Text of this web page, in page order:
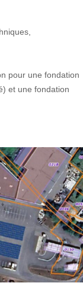
pour une fondation
et une fondation